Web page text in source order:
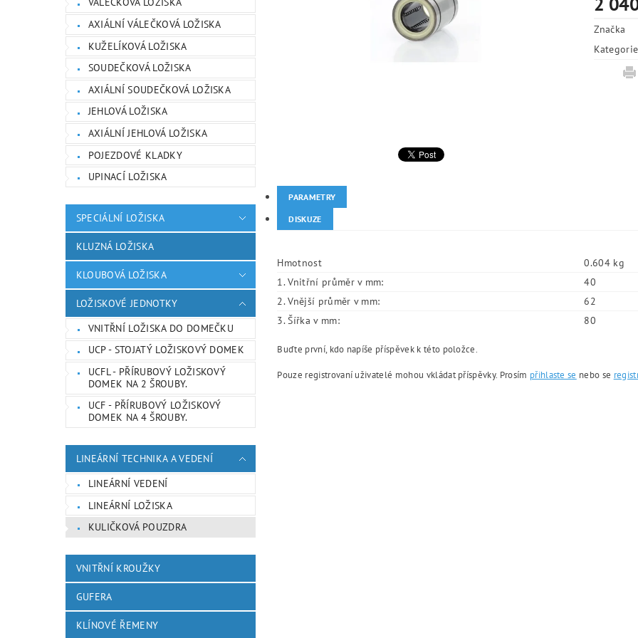
AXIÁLNÍ VÁLEČKOVÁ LOŽISKA
KUŽELÍKOVÁ LOŽISKA
SOUDEČKOVÁ LOŽISKA
AXIÁLNÍ SOUDEČKOVÁ LOŽISKA
JEHLOVÁ LOŽISKA
AXIÁLNÍ JEHLOVÁ LOŽISKA
POJEZDOVÉ KLADKY
UPINACÍ LOŽISKA
SPECIÁLNÍ LOŽISKA
KLUZNÁ LOŽISKA
KLOUBOVÁ LOŽISKA
LOŽISKOVÉ JEDNOTKY
VNITŘNÍ LOŽISKA DO DOMEČKU
UCP - STOJATÝ LOŽISKOVÝ DOMEK
UCFL - PŘÍRUBOVÝ LOŽISKOVÝ
DOMEK NA 2 ŠROUBY.
UCF - PŘÍRUBOVÝ LOŽISKOVÝ
DOMEK NA 4 ŠROUBY.
LINEÁRNÍ TECHNIKA A VEDENÍ
LINEÁRNÍ VEDENÍ
LINEÁRNÍ LOŽISKA
KULIČKOVÁ POUZDRA
VNITŘNÍ KROUŽKY
GUFERA
KLÍNOVÉ ŘEMENY
Značka
Kategorie
PARAMETRY
DISKUZE
Hmotnost
0.604 kg
1. Vnitřní průměr v mm:
40
2. Vnější průměr v mm:
62
3. Šířka v mm:
80
Buďte první, kdo napíše příspěvek k této položce.
Pouze registrovaní uživatelé mohou vkládat příspěvky. Prosím přihlaste se nebo se